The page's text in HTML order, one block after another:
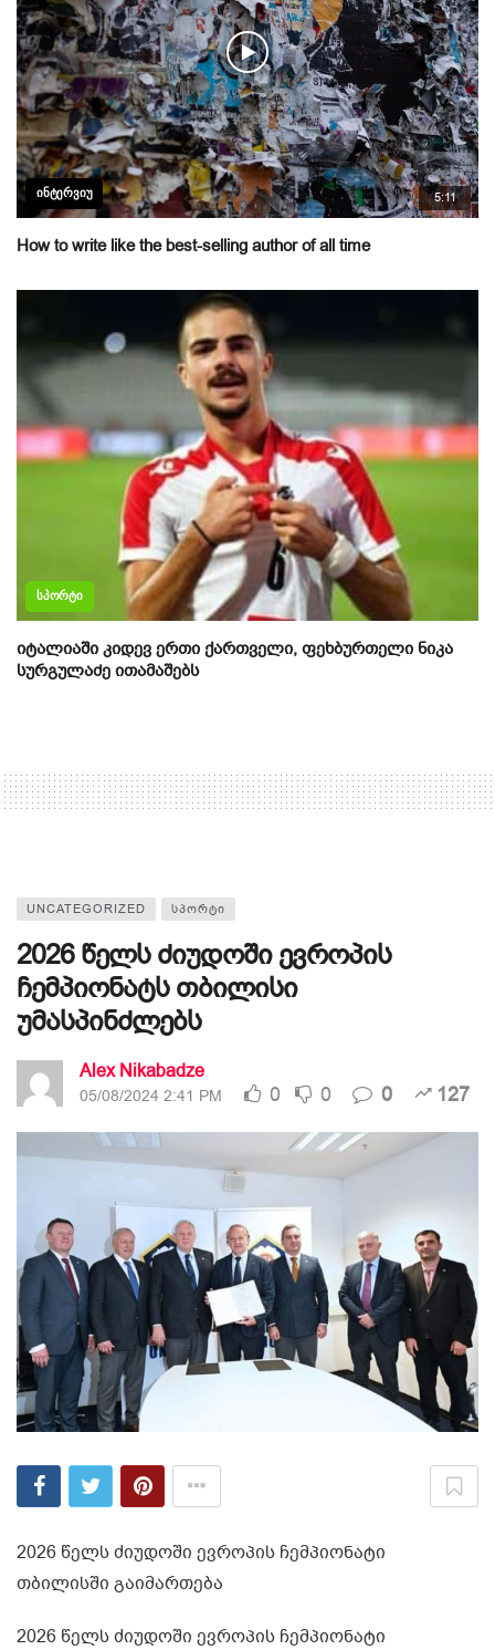
5:11
ᲘᲜᲢᲔᲠᲕᲘᲣ
How to write like the best-selling author of all time
ᲡᲞᲝᲠᲢᲘ
იტალიაში კიდევ ერთი ქართველი, ფეხბურთელი ნიკა
სურგულაძე ითამაშებს
UNCATEGORIZED ᲡᲞᲝᲠᲢᲘ
2026 წელს ძიუდოში ევროპის
ჩემპიონატს თბილისი
უმასპინძლებს
Alex Nikabadze
05/08/2024 2:41 PM 0 0 0 127
2026 წელს ძიუდოში ევროპის ჩემპიონატი
თბილისში გაიმართება
2026 წელს ძიუდოში ევროპის ჩემპიონატი